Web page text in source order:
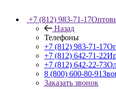
+7 (812) 983-71-17
Назад
Телефоны
+7 (812) 983-71-17
+7 (812) 642-71-22
+7 (812) 642-22-73
8 (800) 600-80-91
Заказать звонок